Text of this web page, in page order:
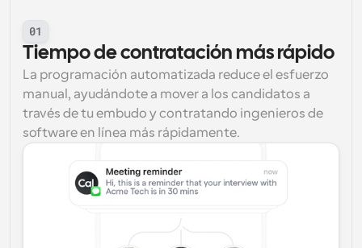
01
Tiempo de contratación más rápido
La programación automatizada reduce el esfuerzo
manual, ayudándote a mover a los candidatos a
través de tu embudo y contratando ingenieros de
software en línea más rápidamente.